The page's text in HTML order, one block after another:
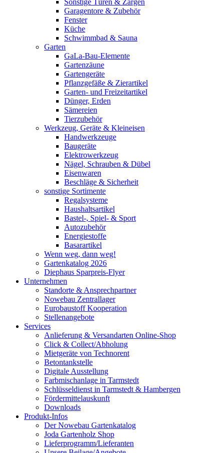
Sonstige Türen & Zargen
Garagentore & Zubehör
Fenster
Küche
Schwimmbad & Sauna
Garten
GaLa-Bau-Elemente
Gartenzäune
Gartengeräte
Pflanzgefäße & Zierartikel
Garten- und Freizeitartikel
Dünger, Erden
Sämereien
Tierzubehör
Werkzeug, Geräte & Kleineisen
Handwerkzeuge
Baugeräte
Elektrowerkzeug
Nägel, Schrauben & Dübel
Eisenwaren
Beschläge & Sicherheit
sonstige Sortimente
Regalsysteme
Haushaltsartikel
Bastel-, Spiel- & Sport
Autozubehör
Energiestoffe
Basarartikel
Wenn weg, dann weg!
Gartenkatalog 2026
Diephaus Sparpreis-Flyer
Unternehmen
Standorte & Ansprechpartner
Nowebau Zentrallager
Eurobaustoff Kooperation
Stellenangebote
Services
Anlieferung & Versandarten Online-Shop
Click & Collect/Abholung
Mietgeräte von Technorent
Betontankstelle
Digitale Ausstellung
Farbmischanlage in Tarmstedt
Schlüsseldienst in Tarmstedt & Hambergen
Fördermittelauskunft
Downloads
Produkt-Infos
Der Nowebau Gartenkatalog
Joda Gartenholz Shop
Lieferprogramm/Lieferanten